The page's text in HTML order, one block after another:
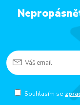
Souhlasím se